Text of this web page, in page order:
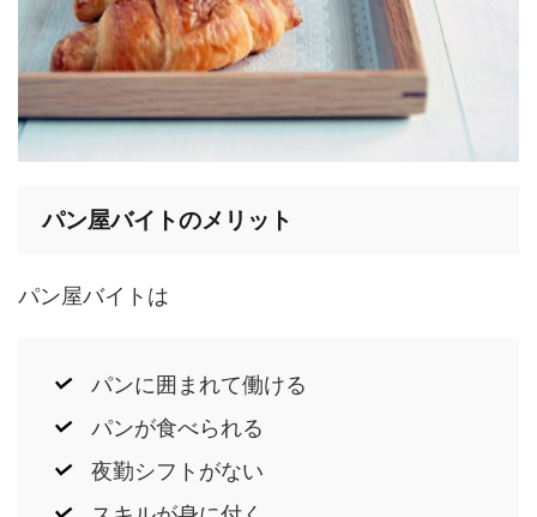
パン屋バイトのメリット
パン屋バイトは
パンに囲まれて働ける
パンが食べられる
夜勤シフトがない